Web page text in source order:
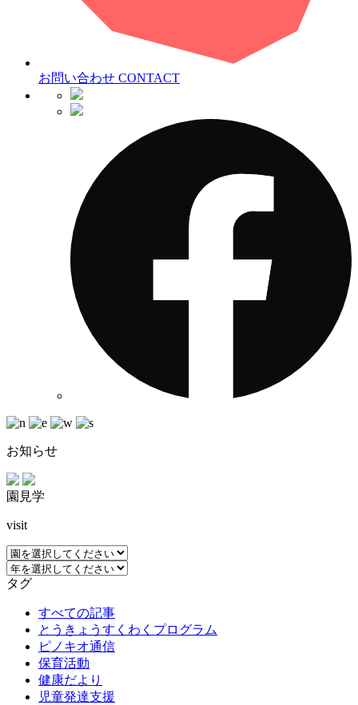
お問い合わせ CONTACT
お知らせ
園見学
visit
タグ
すべての記事
とうきょうすくわくプログラム
ピノキオ通信
保育活動
健康だより
児童発達支援